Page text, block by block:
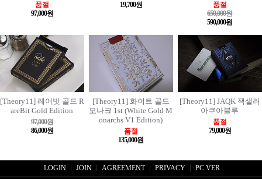
품절
97,000원
19,700원
품절
650,000원
590,000원
[Theory11] 레어빗 골드 R
areBit Gold Edition
97,000원
86,000원
[Theory11] 화이트 골드
모나크 1st (White Gold M
onarchs V1 Edition)
품절
135,000원
[Theory11] JAQK 잭샐러
아쿠아블루
품절
79,000원
LOGIN JOIN AGREEMENT PRIVACY PC.VER